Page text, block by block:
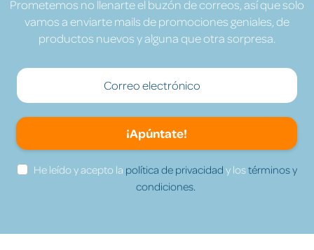
Prometemos no llenarte el buzón de correos, así que solo
vamos a enviarte mails de promociones geniales, de
productos nuevos y alguna que otra sorpresa.
¡Apúntate!
He leído y acepto la política de privacidad y lostérminos y
condiciones.